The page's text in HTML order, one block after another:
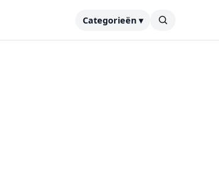
Categorieën ▾